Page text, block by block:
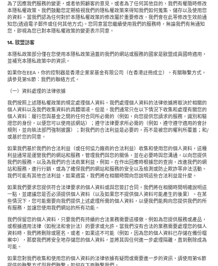
為了因應我們服務的變更，或者依照顧客的意見，或者為了任何其他目的，我們有權隨時修改
本隱私權政策。我們鼓勵您定期檢視我們的隱私權政策來得知我們如何蒐集、儲存以及使用您
的資料。當我們認為任何對於本隱私權政策的修改屬於重要修改，我們會在此等修改生效前通
知您(透過電子郵件或任何其他方式)。您同意當您繼續使用我們的服務時，無論我們有無通知
您，即視為您已對本隱私權政策的變更表示同意。
14. 歐盟訪客
本隱私政策部分僅在您使用本隱私政策涵蓋的我們的網站或服務的國家是歐盟成員國時適用，
並補充本隱私政策中的資訊。
如果你在EEA，你的控制器是香港企業家基金有限公司（在香港註冊成立）。有關聯繫方式，
請參見第15節：我們的聯絡方式。
（一）資料處理的法律依據
我們按照上述隱私權政策的規定處理個人資料。我們處理個人資料的法律依據將取決於相關的
個人資料以及我們收集資料的具體環境。但是，我們通常只在以下情況下收集和處理有關您的
個人資料：履行您與基金之間的任何合同所必需的（例如，向您提供您請求的服務，識別和驗
證您的身份，以便您可以使用該網站）；遵守法律要求所必需的（例如，遵守遵守適用的會計
規則，並向執法部門強制披露）；對我們的合法利益是必要的，而不是被您的權利所覆蓋；和/
或基於您的同意。
如果我們基於我們的合法利益（或任何協力廠商的合法利益）收集和使用您的個人資料，這種
利益通常是運營我們的網站和服務，管理我們與您的關係，並在必要時與您溝通，以向您提供
我們的服務，以及為我們的合法商業利益，例如，在作出回應時根據您的查詢，改進我們的網
站和服務，進行行銷，或為了確保我們的網站和服務的安全以及檢測或防止欺詐等非法活動。
我們可能有其他合法利益，如果適當，我們將在相關時間向您說明這些合法利益是什麼。
如果我們要求您提供符合法律要求的個人資料或與您簽訂合同，我們將在相關時間明確說明這
一點，並建議您是否必須提供個人資料（以及如果您不提供個人資料可能產生的後果）。在某
些情況下，您可能需要向我們提供上述處理所需的個人資料，以便我們能夠向您提供我們的所
有服務，並讓您使用我們網站的所有功能。
我們保留您的個人資料，只要我們有持續的合法業務需要這樣做，例如為您提供服務或產品，
或根據適用法律（如稅法和會計法）的要求或允許。當我們沒有合法的業務需要處理您的個人
資料時，我們將刪除或匿名，或者，如果這不可能（例如，因為您的個人資料已存儲在備份檔
案中），那麼我們將安全地存儲您的個人資料，並將其與任何進一步處理隔離，直到刪除成為
可能。
如果您對我們收集和使用您的個人資料的法律依據有疑問或需要進一步的資訊，請使用第15節